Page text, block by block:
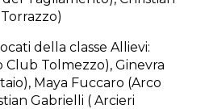
della classe Allievi:
Club Tolmezzo), Ginevra
Maya Fuccaro (Arco
Gabrielli ( Arcieri